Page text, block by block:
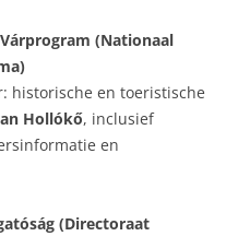
(Nationaal
historische en toeristische
Hollókő, inclusief
en
(Directoraat